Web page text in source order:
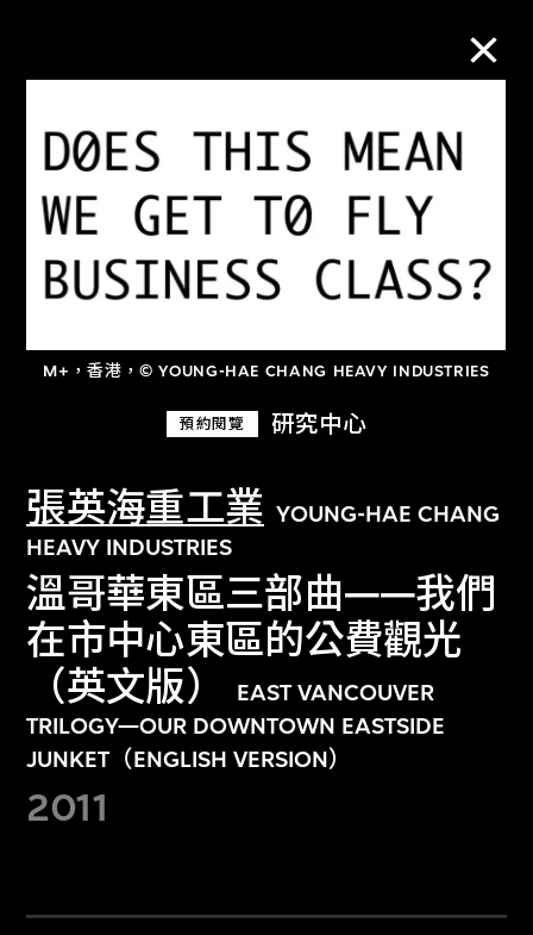
M+，香港，© YOUNG-HAE CHANG HEAVY INDUSTRIES
預約閱覽 研究中心
張英海重工業 YOUNG-HAE CHANG
HEAVY INDUSTRIES
溫哥華東區三部曲——我們
在市中心東區的公費觀光
（英文版）
EAST VANCOUVER
TRILOGY—OUR DOWNTOWN EASTSIDE
JUNKET（ENGLISH VERSION）
2011
M+藏品
進一步篩選
關於M+藏品
探索世界頂級的二十及二十一世紀視覺
文化藏品。